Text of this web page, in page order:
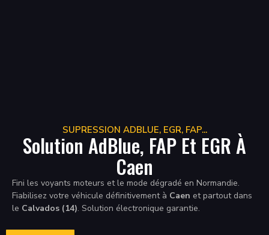
SUPRESSION ADBLUE, EGR, FAP...
Solution AdBlue, FAP Et EGR À
Caen
Fini les voyants moteurs et le mode dégradé en Normandie.
Fiabilisez votre véhicule définitivement à Caen et partout dans
le Calvados (14). Solution électronique garantie.